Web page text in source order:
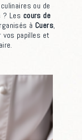
ou de
? Les cours de
à Cuers,
vos papilles et